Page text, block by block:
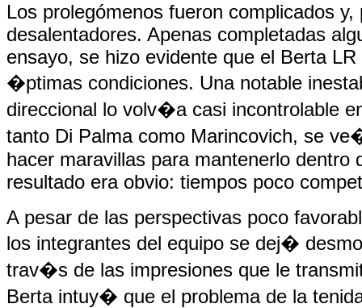
Los prolegómenos fueron complicados
desalentadores. Apenas completadas
ensayo, se hizo evidente que el Berta
�ptimas condiciones. Una notable
direccional lo volv�a casi incontrolable
tanto Di Palma como Marincovich, se
hacer maravillas para mantenerlo dentro
resultado era obvio: tiempos poco
A pesar de las perspectivas poco
los integrantes del equipo se dej�
trav�s de las impresiones que le
Berta intuy� que el problema de la